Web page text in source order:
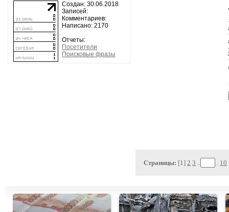
Создан: 30.06.2018
Записей:
Комментариев:
Написано: 2170
Отчеты:
Посетители
Поисковые фразы
Страницы: [1] 2 3 10